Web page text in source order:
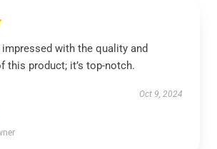
impressed with the quality and
this product; it’s top-notch.
Oct 9, 2024